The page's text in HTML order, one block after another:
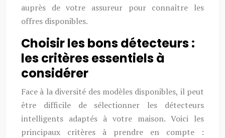
auprès de votre assureur pour connaître les
offres disponibles.
Choisir les bons détecteurs :
les critères essentiels à
considérer
Face à la diversité des modèles disponibles, il peut
être difficile de sélectionner les détecteurs
intelligents adaptés à votre maison. Voici les
principaux critères à prendre en compte :